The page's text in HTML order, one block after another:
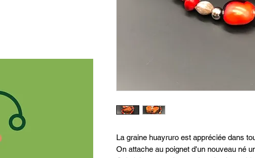
La graine huayruro est appréciée dans
On attache au poignet d'un nouveau né